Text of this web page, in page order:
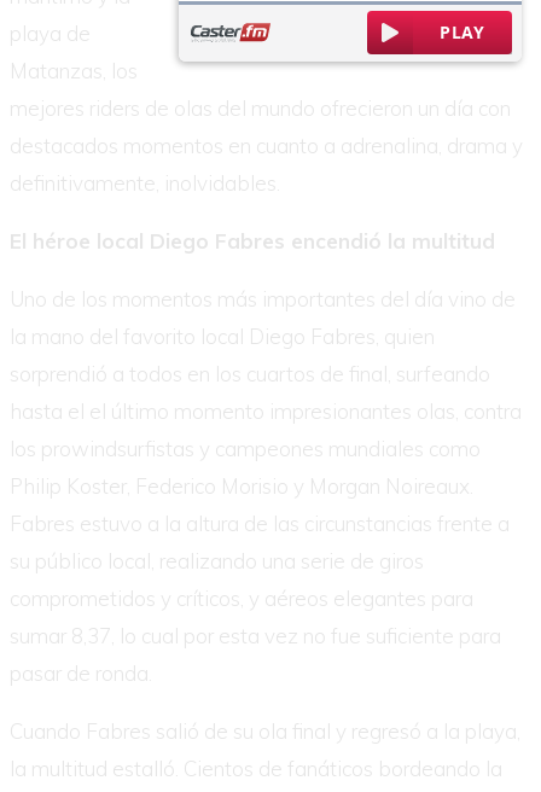
playa de
Matanzas, los
mejores riders de olas del mundo ofrecieron un día con
destacados momentos en cuanto a adrenalina, drama y
definitivamente, inolvidables.
El héroe local Diego Fabres encendió la multitud
Uno de los momentos más importantes del día vino de
la mano del favorito local Diego Fabres, quien
sorprendió a todos en los cuartos de final, surfeando
hasta el el último momento impresionantes olas, contra
los prowindsurfistas y campeones mundiales como
Philip Koster, Federico Morisio y Morgan Noireaux.
Fabres estuvo a la altura de las circunstancias frente a
su público local, realizando una serie de giros
comprometidos y críticos, y aéreos elegantes para
sumar 8,37, lo cual por esta vez no fue suficiente para
pasar de ronda.
Cuando Fabres salió de su ola final y regresó a la playa,
la multitud estalló. Cientos de fanáticos bordeando la